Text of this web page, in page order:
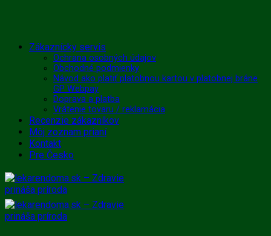
Skip
Zákaznícky servis
Ochrana osobných údajov
Obchodné podmienky
Návod ako platiť platobnou kartou v platobnej bráne
GP Webpay
Doprava a platba
Vrátenie tovaru / reklamácia
Recenzie zákazníkov
Môj zoznam prianí
Kontakt
Pre Česko